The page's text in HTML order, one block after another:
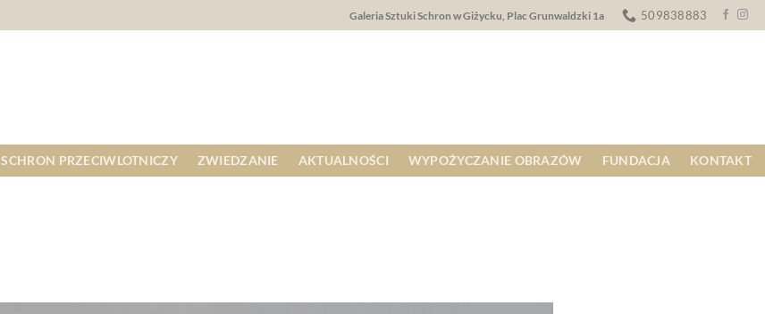
Galeria Sztuki Schron w Giżycku, Plac Grunwaldzki 1a 509838883
SCHRON PRZECIWLOTNICZY ZWIEDZANIE AKTUALNOŚCI WYPOŻYCZANIE OBRAZÓW FUNDACJA KONTAKT